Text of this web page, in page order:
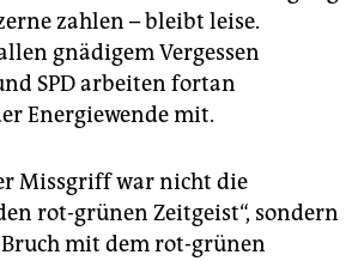
zahlen – bleibt leise.
gnädigem Vergessen
SPD arbeiten fortan
Energiewende mit.
Missgriff war nicht die
rot-grünen Zeitgeist“, sondern
mit dem rot-grünen